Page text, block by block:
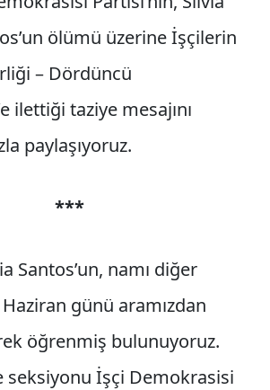
ölümü üzerine İşçilerin
– Dördüncü
ilettiği taziye mesajını
paylaşıyoruz.
***
Santos’un, namı diğer
Haziran günü aramızdan
öğrenmiş bulunuyoruz.
seksiyonu İşçi Demokrasisi